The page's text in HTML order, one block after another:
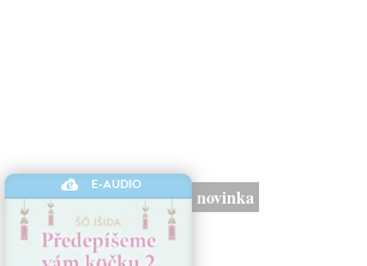
E-AUDIO
novinka